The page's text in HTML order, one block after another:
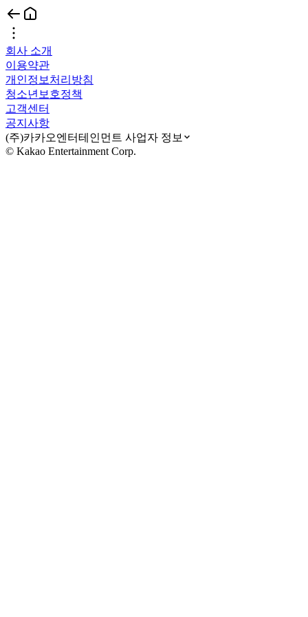
회사 소개
이용약관
개인정보처리방침
청소년보호정책
고객센터
공지사항
(주)카카오엔터테인먼트 사업자 정보
© Kakao Entertainment Corp.